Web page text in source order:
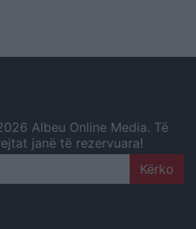
Albeu Online Media. Të
janë të rezervuara!